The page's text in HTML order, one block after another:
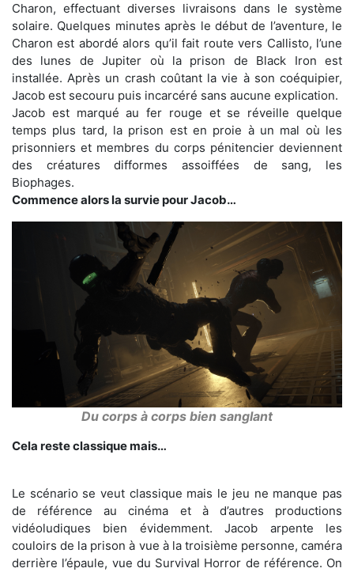
Charon, effectuant diverses livraisons dans le système
solaire. Quelques minutes après le début de l’aventure, le
Charon est abordé alors qu’il fait route vers Callisto, l’une
des lunes de Jupiter où la prison de Black Iron est
installée. Après un crash coûtant la vie à son coéquipier,
Jacob est secouru puis incarcéré sans aucune explication.
Jacob est marqué au fer rouge et se réveille quelque
temps plus tard, la prison est en proie à un mal où les
prisonniers et membres du corps pénitencier deviennent
des créatures difformes assoiffées de sang, les
Biophages.
Commence alors la survie pour Jacob…
Du corps à corps bien sanglant
Cela reste classique mais…
Le scénario se veut classique mais le jeu ne manque pas
de référence au cinéma et à d’autres productions
vidéoludiques bien évidemment. Jacob arpente les
couloirs de la prison à vue à la troisième personne, caméra
derrière l’épaule, vue du Survival Horror de référence. On